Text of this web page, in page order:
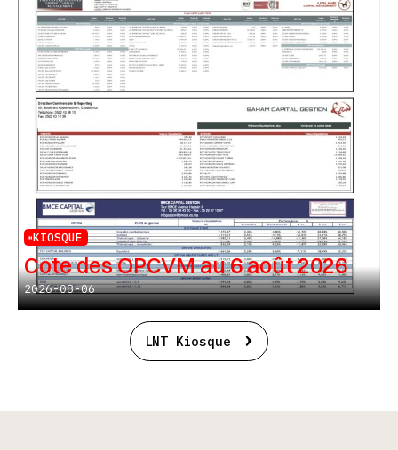
KIOSQUE
Cote des OPCVM au 6 août 2026
2026-08-06
LNT Kiosque